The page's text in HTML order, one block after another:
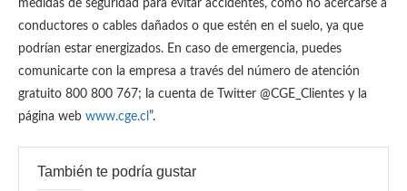
medidas de seguridad para evitar accidentes, como no acercarse a
conductores o cables dañados o que estén en el suelo, ya que
podrían estar energizados. En caso de emergencia, puedes
comunicarte con la empresa a través del número de atención
gratuito 800 800 767; la cuenta de Twitter @CGE_Clientes y la
página web www.cge.cl ”.
También te podría gustar